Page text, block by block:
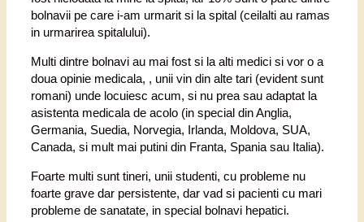
bolnavii pe care i-am urmarit si la spital (ceilalti au ramas
in urmarirea spitalului).
Multi dintre bolnavi au mai fost si la alti medici si vor o a
doua opinie medicala, , unii vin din alte tari (evident sunt
romani) unde locuiesc acum, si nu prea sau adaptat la
asistenta medicala de acolo (in special din Anglia,
Germania, Suedia, Norvegia, Irlanda, Moldova, SUA,
Canada, si mult mai putini din Franta, Spania sau Italia).
Foarte multi sunt tineri, unii studenti, cu probleme nu
foarte grave dar persistente, dar vad si pacienti cu mari
probleme de sanatate, in special bolnavi hepatici.